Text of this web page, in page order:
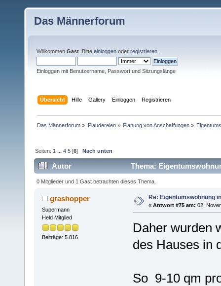
Das Männerforum
Willkommen Gast . Bitte einloggen oder registrieren
Einloggen mit Benutzername, Passwort und Sitzungslänge
Übersicht Hilfe Gallery Einloggen Registrieren
Das Männerforum » Plaudereien» Planung von Anschaffungen»
Seiten: 1 ...4 5 [6]Nach unten
Autor Thema:
0 Mitglieder und 1 Gast betrachten dieses Thema.
grashopper
Supermann
Held Mitglied
Beiträge: 5.816
Re: Eigentumswohnung
« Antwort #75 am: 02.
Daher wurden
des Hauses in
So 9-10 qm